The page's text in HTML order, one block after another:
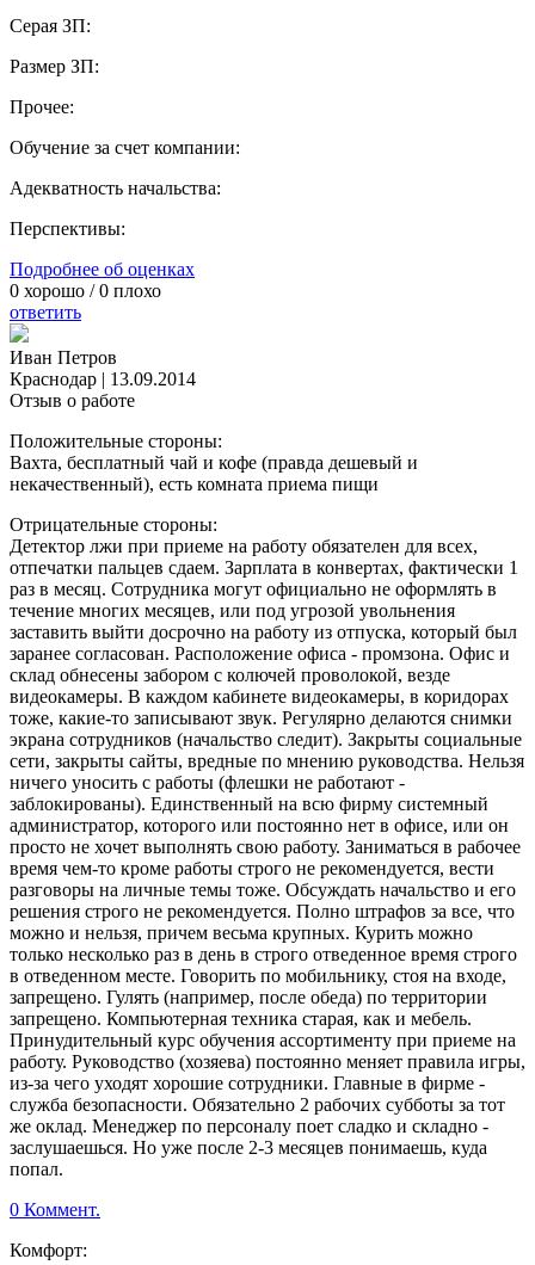
Серая ЗП:
Размер ЗП:
Прочее:
Обучение за счет компании:
Адекватность начальства:
Перспективы:
Подробнее об оценках
0 хорошо /0 плохо
ответить
Иван Петров
Краснодар | 13.09.2014
Отзыв о работе
Положительные стороны:
Вахта, бесплатный чай и кофе (правда дешевый и
некачественный), есть комната приема пищи
Отрицательные стороны:
Детектор лжи при приеме на работу обязателен для всех,
отпечатки пальцев сдаем. Зарплата в конвертах, фактически 1
раз в месяц. Сотрудника могут официально не оформлять в
течение многих месяцев, или под угрозой увольнения
заставить выйти досрочно на работу из отпуска, который был
заранее согласован. Расположение офиса - промзона. Офис и
склад обнесены забором с колючей проволокой, везде
видеокамеры. В каждом кабинете видеокамеры, в коридорах
тоже, какие-то записывают звук. Регулярно делаются снимки
экрана сотрудников (начальство следит). Закрыты социальные
сети, закрыты сайты, вредные по мнению руководства. Нельзя
ничего уносить с работы (флешки не работают -
заблокированы). Единственный на всю фирму системный
администратор, которого или постоянно нет в офисе, или он
просто не хочет выполнять свою работу. Заниматься в рабочее
время чем-то кроме работы строго не рекомендуется, вести
разговоры на личные темы тоже. Обсуждать начальство и его
решения строго не рекомендуется. Полно штрафов за все, что
можно и нельзя, причем весьма крупных. Курить можно
только несколько раз в день в строго отведенное время строго
в отведенном месте. Говорить по мобильнику, стоя на входе,
запрещено. Гулять (например, после обеда) по территории
запрещено. Компьютерная техника старая, как и мебель.
Принудительный курс обучения ассортименту при приеме на
работу. Руководство (хозяева) постоянно меняет правила игры,
из-за чего уходят хорошие сотрудники. Главные в фирме -
служба безопасности. Обязательно 2 рабочих субботы за тот
же оклад. Менеджер по персоналу поет сладко и складно -
заслушаешься. Но уже после 2-3 месяцев понимаешь, куда
попал.
0 Коммент.
Комфорт: